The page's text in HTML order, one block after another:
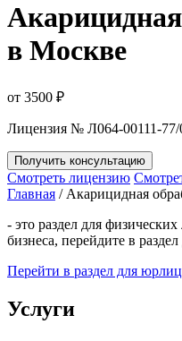
в Москве
от 3500 ₽
Лицензия № Л064-00111-77/
Получить консультацию
Смотреть лицензию
Главная / Акарицидная
- это раздел для
бизнеса, перейдите в
Перейти в раздел для юрлиц
Услуги